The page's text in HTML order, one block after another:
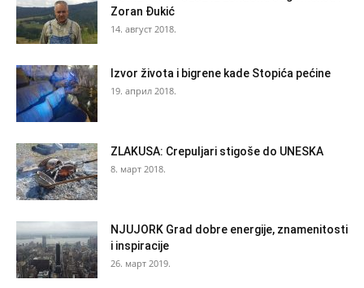
Zoran Đukić
14. август 2018.
Izvor života i bigrene kade Stopića pećine
19. април 2018.
ZLAKUSA: Crepuljari stigoše do UNESKA
8. март 2018.
NJUJORK Grad dobre energije, znamenitosti
i inspiracije
26. март 2019.